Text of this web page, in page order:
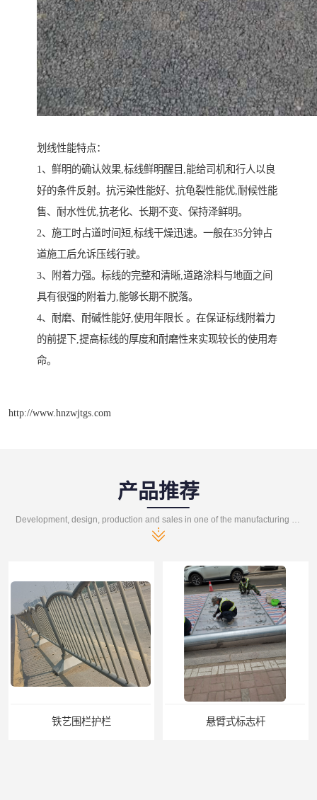
划线性能特点：
1、鲜明的确认效果,标线鲜明醒目,能给司机和行人以良
好的条件反射。抗污染性能好、抗龟裂性能优,耐候性能
售、耐水性优,抗老化、长期不变、保持泽鲜明。
2、施工时占道时间短,标线干燥迅速。一般在35分钟占
道施工后允诉压线行驶。
3、附着力强。标线的完整和清晰,道路涂料与地面之间
具有很强的附着力,能够长期不脱落。
4、耐磨、耐碱性能好,使用年限长 。在保证标线附着力
的前提下,提高标线的厚度和耐磨性来实现较长的使用寿
命。
http://www.hnzwjtgs.com
产品推荐
Development, design, production and sales in one of the manufacturing enterprises
铁艺围栏护栏 悬臂式标志杆